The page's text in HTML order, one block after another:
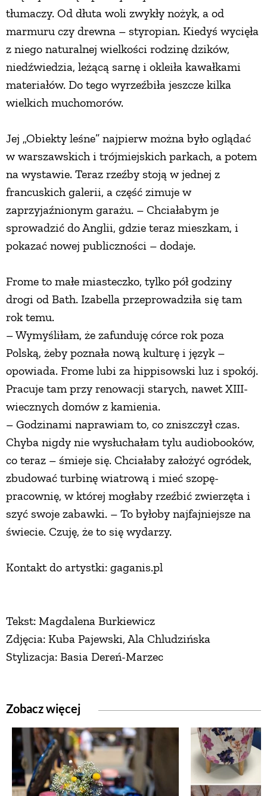
tłumaczy. Od dłuta woli zwykły nożyk, a od
marmuru czy drewna – styropian. Kiedyś wycięła
z niego naturalnej wielkości rodzinę dzików,
niedźwiedzia, leżącą sarnę i okleiła kawałkami
materiałów. Do tego wyrzeźbiła jeszcze kilka
wielkich muchomorów.
Jej „Obiekty leśne” najpierw można było oglądać
w warszawskich i trójmiejskich parkach, a potem
na wystawie. Teraz rzeźby stoją w jednej z
francuskich galerii, a część zimuje w
zaprzyjaźnionym garażu. – Chciałabym je
sprowadzić do Anglii, gdzie teraz mieszkam, i
pokazać nowej publiczności – dodaje.
Frome to małe miasteczko, tylko pół godziny
drogi od Bath. Izabella przeprowadziła się tam
rok temu.
– Wymyśliłam, że zafunduję córce rok poza
Polską, żeby poznała nową kulturę i język –
opowiada. Frome lubi za hippisowski luz i spokój.
Pracuje tam przy renowacji starych, nawet XIII-
wiecznych domów z kamienia.
– Godzinami naprawiam to, co zniszczył czas.
Chyba nigdy nie wysłuchałam tylu audiobooków,
co teraz – śmieje się. Chciałaby założyć ogródek,
zbudować turbinę wiatrową i mieć szopę-
pracownię, w której mogłaby rzeźbić zwierzęta i
szyć swoje zabawki. – To byłoby najfajniejsze na
świecie. Czuję, że to się wydarzy.
Kontakt do artystki: gaganis.pl
Tekst: Magdalena Burkiewicz
Zdjęcia: Kuba Pajewski, Ala Chludzińska
Stylizacja: Basia Dereń-Marzec
Zobacz więcej